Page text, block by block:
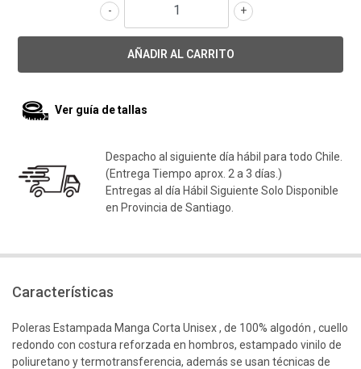
+
-
Ver guía de tallas
Despacho al siguiente día hábil para todo Chile.
(Entrega Tiempo aprox. 2 a 3 días.)
Entregas al día Hábil Siguiente Solo Disponible
en Provincia de Santiago.
Características
Poleras Estampada Manga Corta Unisex , de 100% algodón , cuello
redondo con costura reforzada en hombros, estampado vinilo de
poliuretano y termotransferencia, además se usan técnicas de